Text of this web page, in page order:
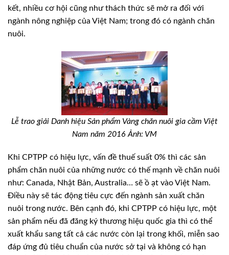
kết, nhiều cơ hội cũng như thách thức sẽ mở ra đối với
ngành nông nghiệp của Việt Nam; trong đó có ngành chăn
nuôi.
Lễ trao giải Danh hiệu Sản phẩm Vàng chăn nuôi gia cầm Việt
Nam năm 2016 Ảnh: VM
Khi CPTPP có hiệu lực, vấn đề thuế suất 0% thì các sản
phẩm chăn nuôi của những nước có thế mạnh về chăn nuôi
như: Canada, Nhật Bản, Australia… sẽ ồ ạt vào Việt Nam.
Ðiều này sẽ tác động tiêu cực đến ngành sản xuất chăn
nuôi trong nước. Bên cạnh đó, khi CPTPP có hiệu lực, một
sản phẩm nếu đã đăng ký thương hiệu quốc gia thì có thể
xuất khẩu sang tất cả các nước còn lại trong khối, miễn sao
đáp ứng đủ tiêu chuẩn của nước sở tại và không có hạn